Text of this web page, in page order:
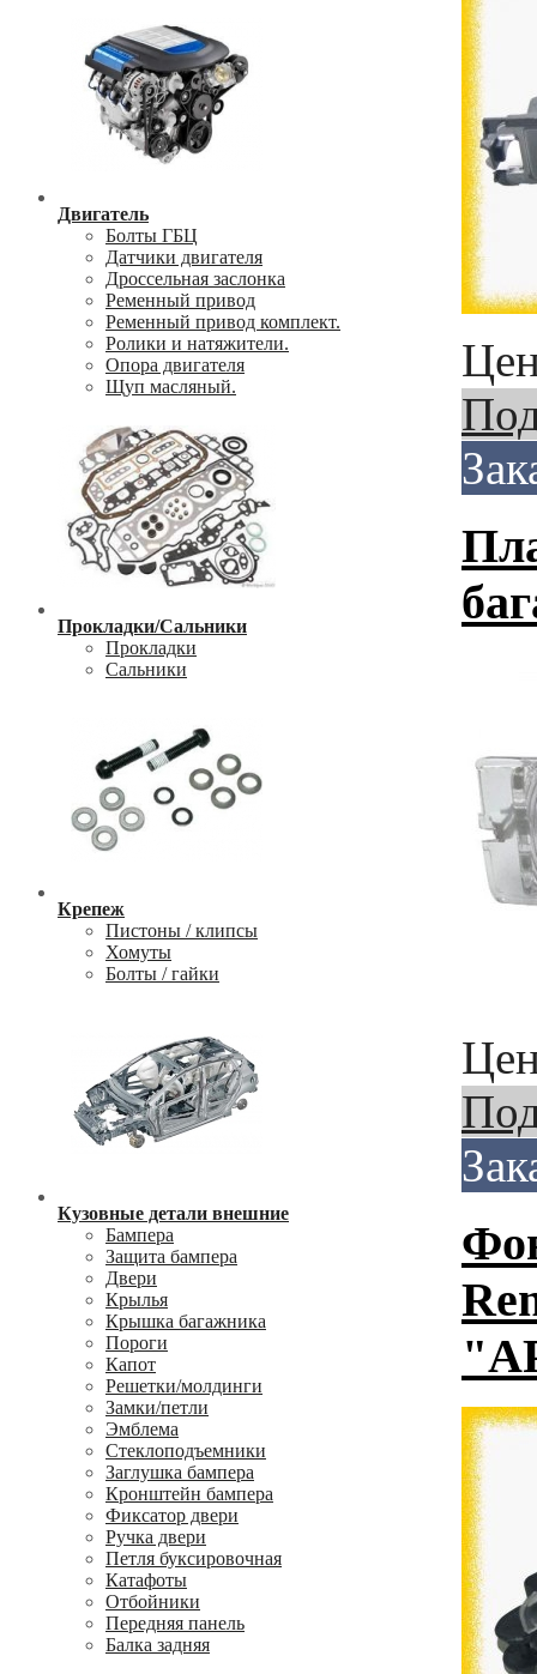
Двигатель
Болты ГБЦ
Датчики двигателя
Дроссельная заслонка
Ременный привод
Ременный привод комплект.
Ролики и натяжители.
Опора двигателя
Щуп масляный.
Прокладки/Сальники
Прокладки
Сальники
Крепеж
Пистоны / клипсы
Хомуты
Болты / гайки
Кузовные детали внешние
Бампера
Защита бампера
Двери
Крылья
Крышка багажника
Пороги
Капот
Решетки/молдинги
Замки/петли
Эмблема
Стеклоподъемники
Заглушка бампера
Кронштейн бампера
Фиксатор двери
Ручка двери
Петля буксировочная
Катафоты
Отбойники
Передняя панель
Балка задняя